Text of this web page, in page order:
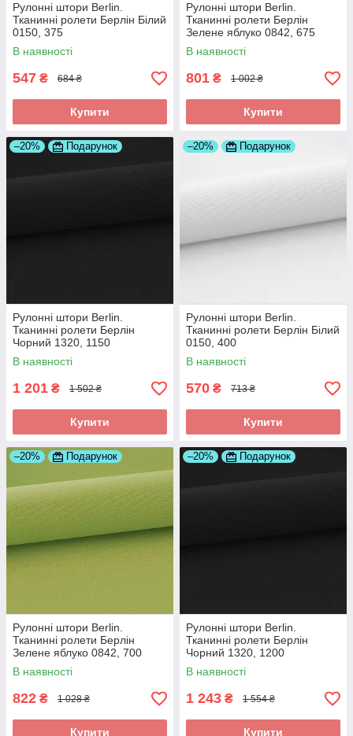
Рулонні штори Berlin.
Тканинні ролети Берлін Білий
0150, 375
В наявності
547 ₴ 684 ₴
Купити
Рулонні штори Berlin.
Тканинні ролети Берлін
Зелене яблуко 0842, 675
В наявності
801 ₴ 1 002 ₴
Купити
–20% Подарунок
Рулонні штори Berlin.
Тканинні ролети Берлін
Чорний 1320, 1150
В наявності
1 201 ₴ 1 502 ₴
Купити
–20% Подарунок
Рулонні штори Berlin.
Тканинні ролети Берлін Білий
0150, 400
В наявності
570 ₴ 713 ₴
Купити
–20% Подарунок
Рулонні штори Berlin.
Тканинні ролети Берлін
Зелене яблуко 0842, 700
В наявності
822 ₴ 1 028 ₴
Купити
–20% Подарунок
Рулонні штори Berlin.
Тканинні ролети Берлін
Чорний 1320, 1200
В наявності
1 243 ₴ 1 554 ₴
Купити